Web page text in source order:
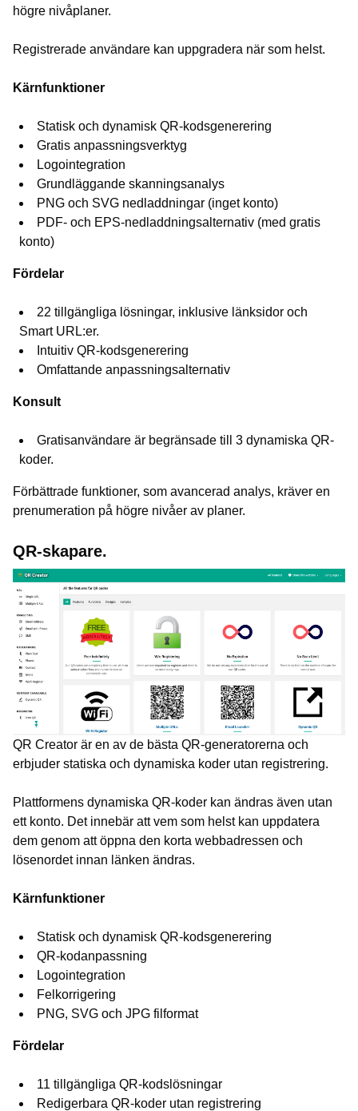
högre nivåplaner.
Registrerade användare kan uppgradera när som helst.
Kärnfunktioner
Statisk och dynamisk QR-kodsgenerering
Gratis anpassningsverktyg
Logointegration
Grundläggande skanningsanalys
PNG och SVG nedladdningar (inget konto)
PDF- och EPS-nedladdningsalternativ (med gratis
konto)
Fördelar
22 tillgängliga lösningar, inklusive länksidor och
Smart URL:er.
Intuitiv QR-kodsgenerering
Omfattande anpassningsalternativ
Konsult
Gratisanvändare är begränsade till 3 dynamiska QR-
koder.
Förbättrade funktioner, som avancerad analys, kräver en
prenumeration på högre nivåer av planer.
QR-skapare.
QR Creator är en av de bästa QR-generatorerna och
erbjuder statiska och dynamiska koder utan registrering.
Plattformens dynamiska QR-koder kan ändras även utan
ett konto. Det innebär att vem som helst kan uppdatera
dem genom att öppna den korta webbadressen och
lösenordet innan länken ändras.
Kärnfunktioner
Statisk och dynamisk QR-kodsgenerering
QR-kodanpassning
Logointegration
Felkorrigering
PNG, SVG och JPG filformat
Fördelar
11 tillgängliga QR-kodslösningar
Redigerbara QR-koder utan registrering